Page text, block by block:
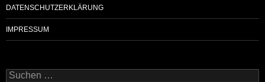
DATENSCHUTZERKLÄRUNG
IMPRESSUM
Suchen